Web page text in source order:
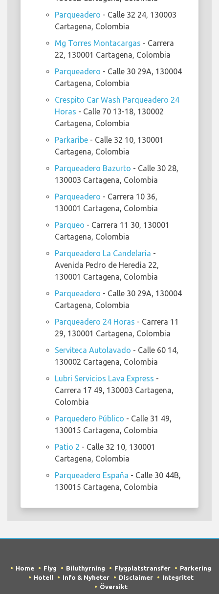
Parqueadero - Calle 32 24, 130003
Cartagena, Colombia
Mg Torres Montacargas - Carrera
22, 130001 Cartagena, Colombia
Parqueadero - Calle 30 29A, 130004
Cartagena, Colombia
Crespito Car Wash Parqueadero 24
Horas - Calle 70 13-18, 130002
Cartagena, Colombia
Parkaribe - Calle 32 10, 130001
Cartagena, Colombia
Parqueadero Bazurto - Calle 30 28,
130003 Cartagena, Colombia
Parqueadero - Carrera 10 36,
130001 Cartagena, Colombia
Parqueo - Carrera 11 30, 130001
Cartagena, Colombia
Parqueadero La Candelaria -
Avenida Pedro de Heredia 22,
130001 Cartagena, Colombia
Parqueadero - Calle 30 29A, 130004
Cartagena, Colombia
Parqueadero 24 Horas - Carrera 11
29, 130001 Cartagena, Colombia
Serviteca Autolavado - Calle 60 14,
130002 Cartagena, Colombia
Lubri Servicios Lava Express -
Carrera 17 49, 130003 Cartagena,
Colombia
Parquedero Público - Calle 31 49,
130015 Cartagena, Colombia
Patio 2 - Calle 32 10, 130001
Cartagena, Colombia
Parqueadero España - Calle 30 44B,
130015 Cartagena, Colombia
Home Flyg Biluthyrning Flygplatstransfer
Parkering
Hotell
Info & Nyheter Disclaimer
Integritet
Översikt